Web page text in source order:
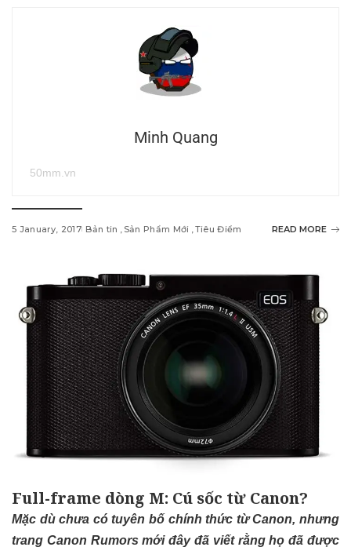
Minh Quang
50mm.vn
5 January, 2017 Bản tin Sản Phẩm Mới Tiêu Điểm READ MORE
Full-frame dòng M: Cú sốc từ Canon?
Mặc dù chưa có tuyên bố chính thức từ Canon, nhưng
trang Canon Rumors mới đây đã viết rằng họ đã được